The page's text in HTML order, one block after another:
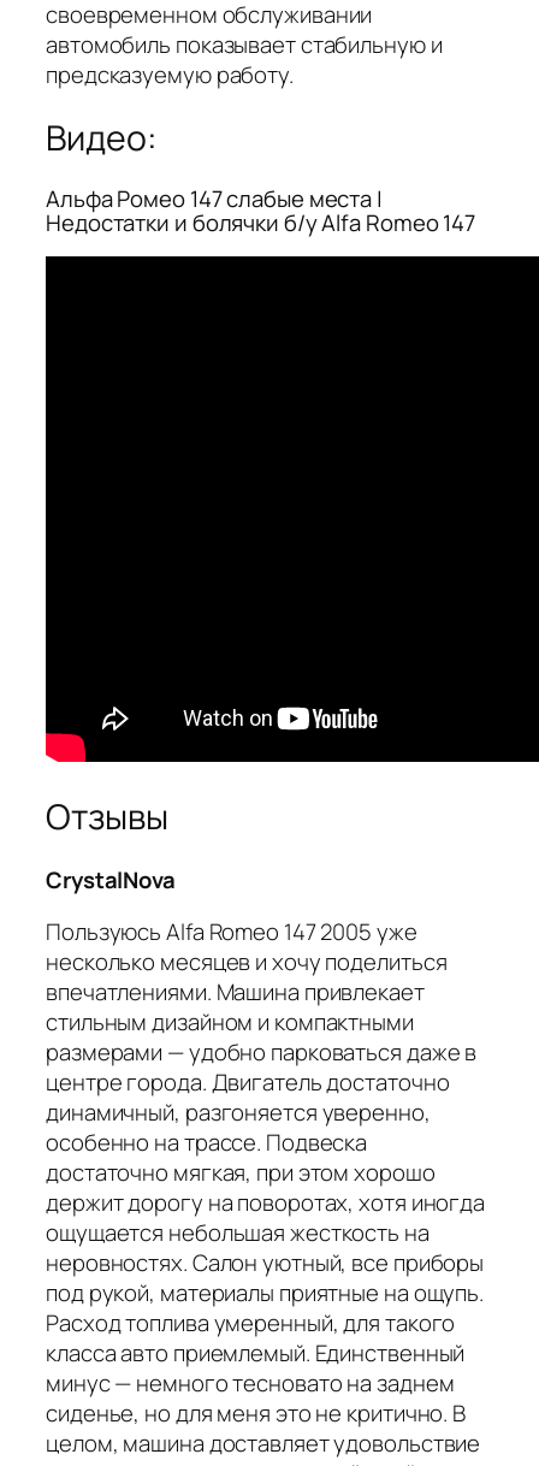
своевременном обслуживании
автомобиль показывает стабильную и
предсказуемую работу.
Видео:
Альфа Ромео 147 слабые места |
Недостатки и болячки б/у Alfa Romeo 147
Отзывы
CrystalNova
Пользуюсь Alfa Romeo 147 2005 уже
несколько месяцев и хочу поделиться
впечатлениями. Машина привлекает
стильным дизайном и компактными
размерами — удобно парковаться даже в
центре города. Двигатель достаточно
динамичный, разгоняется уверенно,
особенно на трассе. Подвеска
достаточно мягкая, при этом хорошо
держит дорогу на поворотах, хотя иногда
ощущается небольшая жесткость на
неровностях. Салон уютный, все приборы
под рукой, материалы приятные на ощупь.
Расход топлива умеренный, для такого
класса авто приемлемый. Единственный
минус — немного тесновато на заднем
сиденье, но для меня это не критично. В
целом, машина доставляет удовольствие